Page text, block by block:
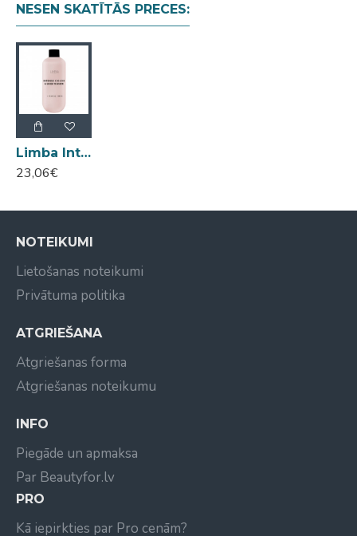
atjauno matus, nodrošinot kondicionējošu
Arganes eļļa piemīt antistatiskai iedarbībai,
novērš porainību, piešķir matiem gludumu un
spīdumu.
pH: 3,0-4,0
NESEN SKATĪTĀS PRECES:
Limba Intense Color Conditioner kondicionieis krāsotiem matiem 300ml
23,06€
NOTEIKUMI
Lietošanas noteikumi
Privātuma politika
ATGRIEŠANA
Atgriešanas forma
Atgriešanas noteikumu
INFO
Piegāde un apmaksa
Par Beautyfor.lv
PRO
Kā iepirkties par Pro cenām?